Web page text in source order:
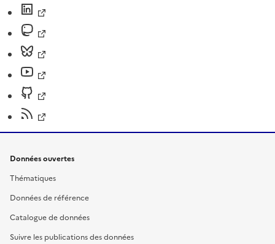
Données ouvertes
Thématiques
Données de référence
Catalogue de données
Suivre les publications des données